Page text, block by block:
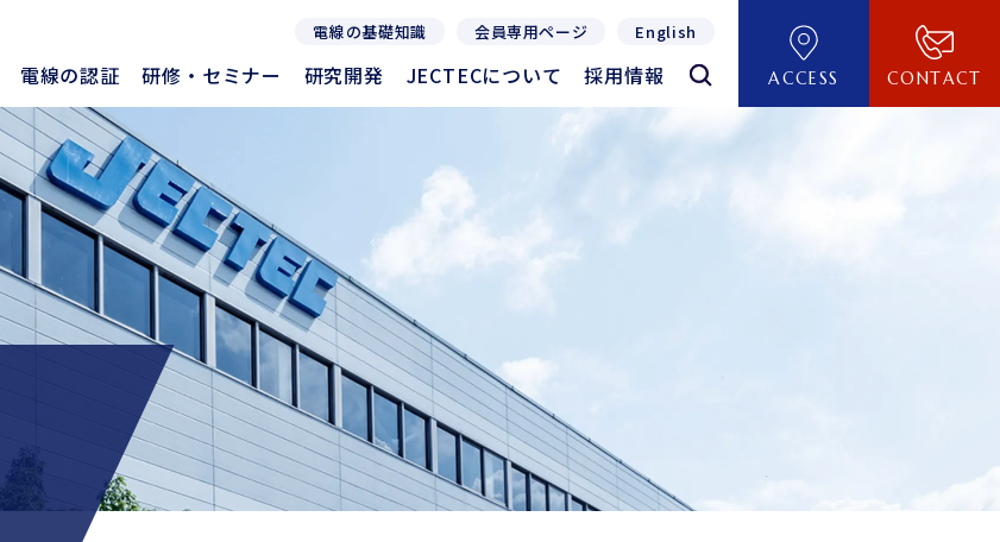
電線の基礎知識 会員専用ページ English
電線の認証
電線の認証
研修・セミナー
研修・セミナー
研究開発
研究開発
JECTECについて
JECTECについて
採用情報
採用情報
ACCESS CONTACT